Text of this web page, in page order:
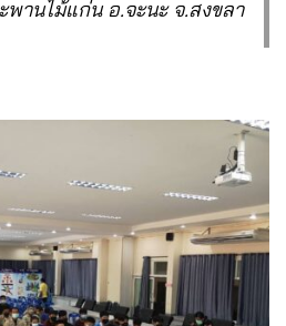
พานไม้แก่น อ.จะนะ จ.สงขลา